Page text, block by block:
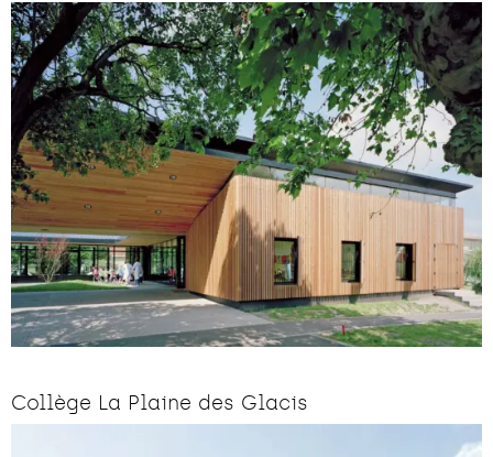
Collège La Plaine des Glacis